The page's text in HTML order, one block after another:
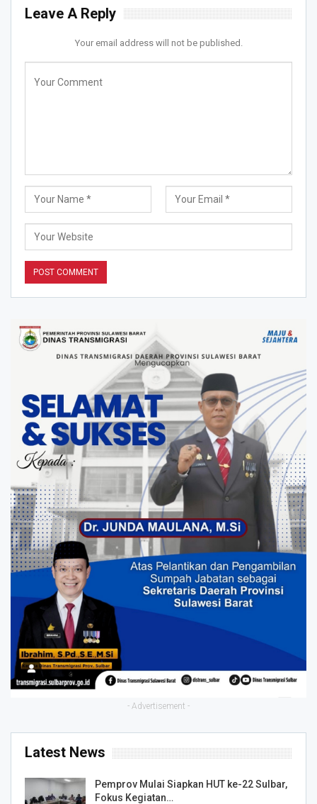
Leave A Reply
Your email address will not be published.
- Advertisement -
Latest News
Pemprov Mulai Siapkan HUT ke-22 Sulbar,
Fokus Kegiatan…